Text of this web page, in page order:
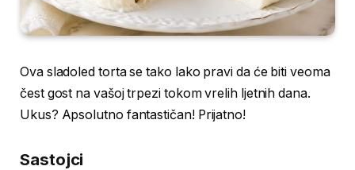
Ova sladoled torta se tako lako pravi da će biti veoma
čest gost na vašoj trpezi tokom vrelih ljetnih dana.
Ukus? Apsolutno fantastičan! Prijatno!
Sastojci